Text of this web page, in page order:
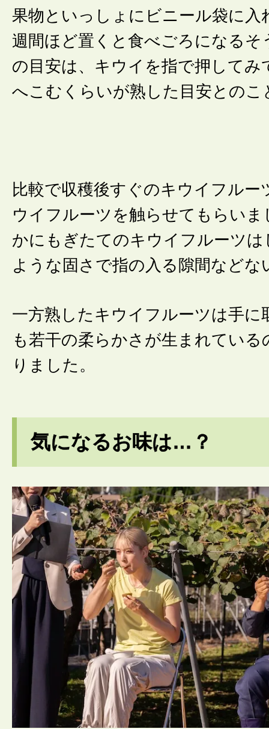
果物といっしょにビニール袋に入
週間ほど置くと食べごろになるそ
の目安は、キウイを指で押してみ
へこむくらいが熟した目安とのこ
比較で収穫後すぐのキウイフルー
ウイフルーツを触らせてもらいま
かにもぎたてのキウイフルーツ
ような固さで指の入る隙間などな
一方熟したキウイフルーツは手に
も若干の柔らかさが生まれている
りました。
気になるお味は…？